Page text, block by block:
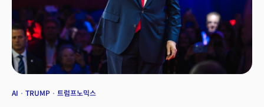
AI TRUMP 트럼프노믹스